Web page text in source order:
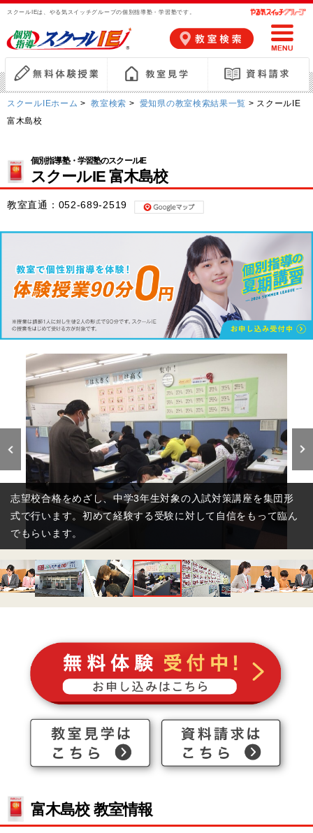
スクールIEは、やる気スイッチグループの個別指導塾・学習塾です。
スクールIEホーム > 教室検索 > 愛知県の教室検索結果一覧 > スクールIE
富木島校
個別指導塾・学習塾のスクールIE
スクールIE 富木島校
教室直通： 052-689-2519
志望校合格をめざし、中学3年生対象の入試対策講座を集団形
式で行います。初めて経験する受験に対して自信をもって臨ん
でもらいます。
富木島校 教室情報